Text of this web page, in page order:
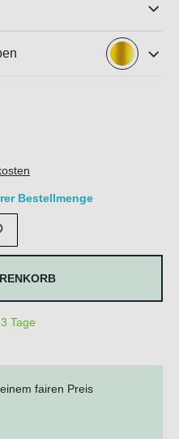
Bestellmenge
Wert ein oder
Tage
fairen Preis